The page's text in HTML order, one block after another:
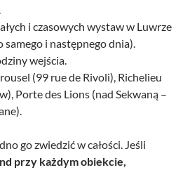
i czasowych wystaw w Luwrze
i następnego dnia).
wejścia.
(99 rue de Rivoli), Richelieu
Porte des Lions (nad Sekwaną –
go zwiedzić w całości. Jeśli
przy każdym obiekcie,